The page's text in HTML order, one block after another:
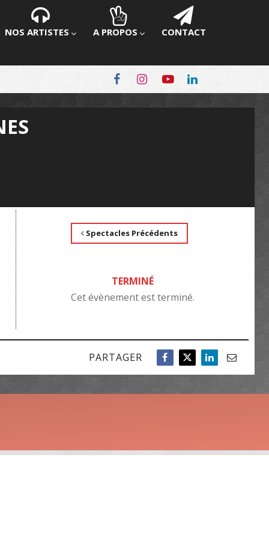
NOS ARTISTES A PROPOS CONTACT
Spectacles Précédents
TERMINÉ
Cet évènement est terminé.
PARTAGER